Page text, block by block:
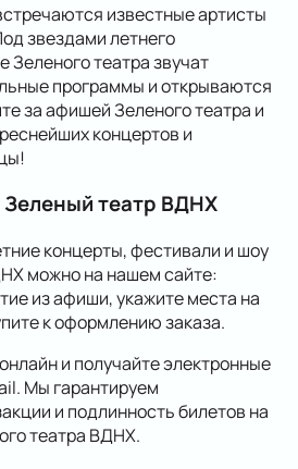
известные артисты
звездами летнего
Зеленого театра звучат
программы и открываются
за афишей Зеленого театра и
концертов и
Зеленый театр ВДНХ
концерты, фестивали и шоу
можно на нашем сайте:
из афиши, укажите места на
к оформлению заказа.
и получайте электронные
Мы гарантируем
и подлинность билетов на
театра ВДНХ.